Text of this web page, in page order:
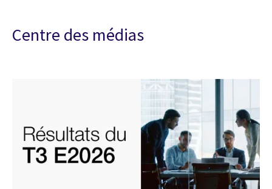
Centre des médias